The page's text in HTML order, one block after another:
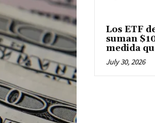
Los ETF
suman
medida
July 30, 2026